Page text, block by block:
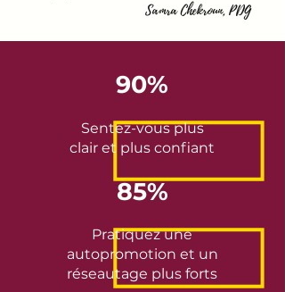
Samra Chekroun, PDG
90%
Sentez-vous plus
clair et plus confiant
85%
Pratiquez une
autopromotion et un
réseautage plus forts